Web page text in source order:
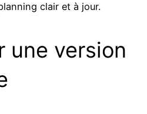
clair et à jour.
une version